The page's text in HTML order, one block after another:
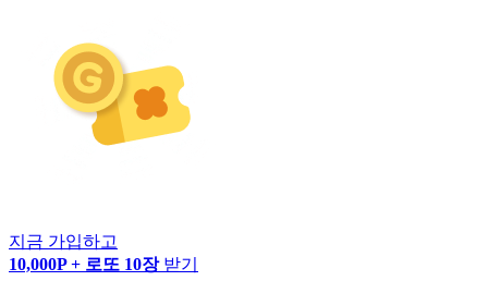
지금 가입하고
10,000P + 로또 10장 받기